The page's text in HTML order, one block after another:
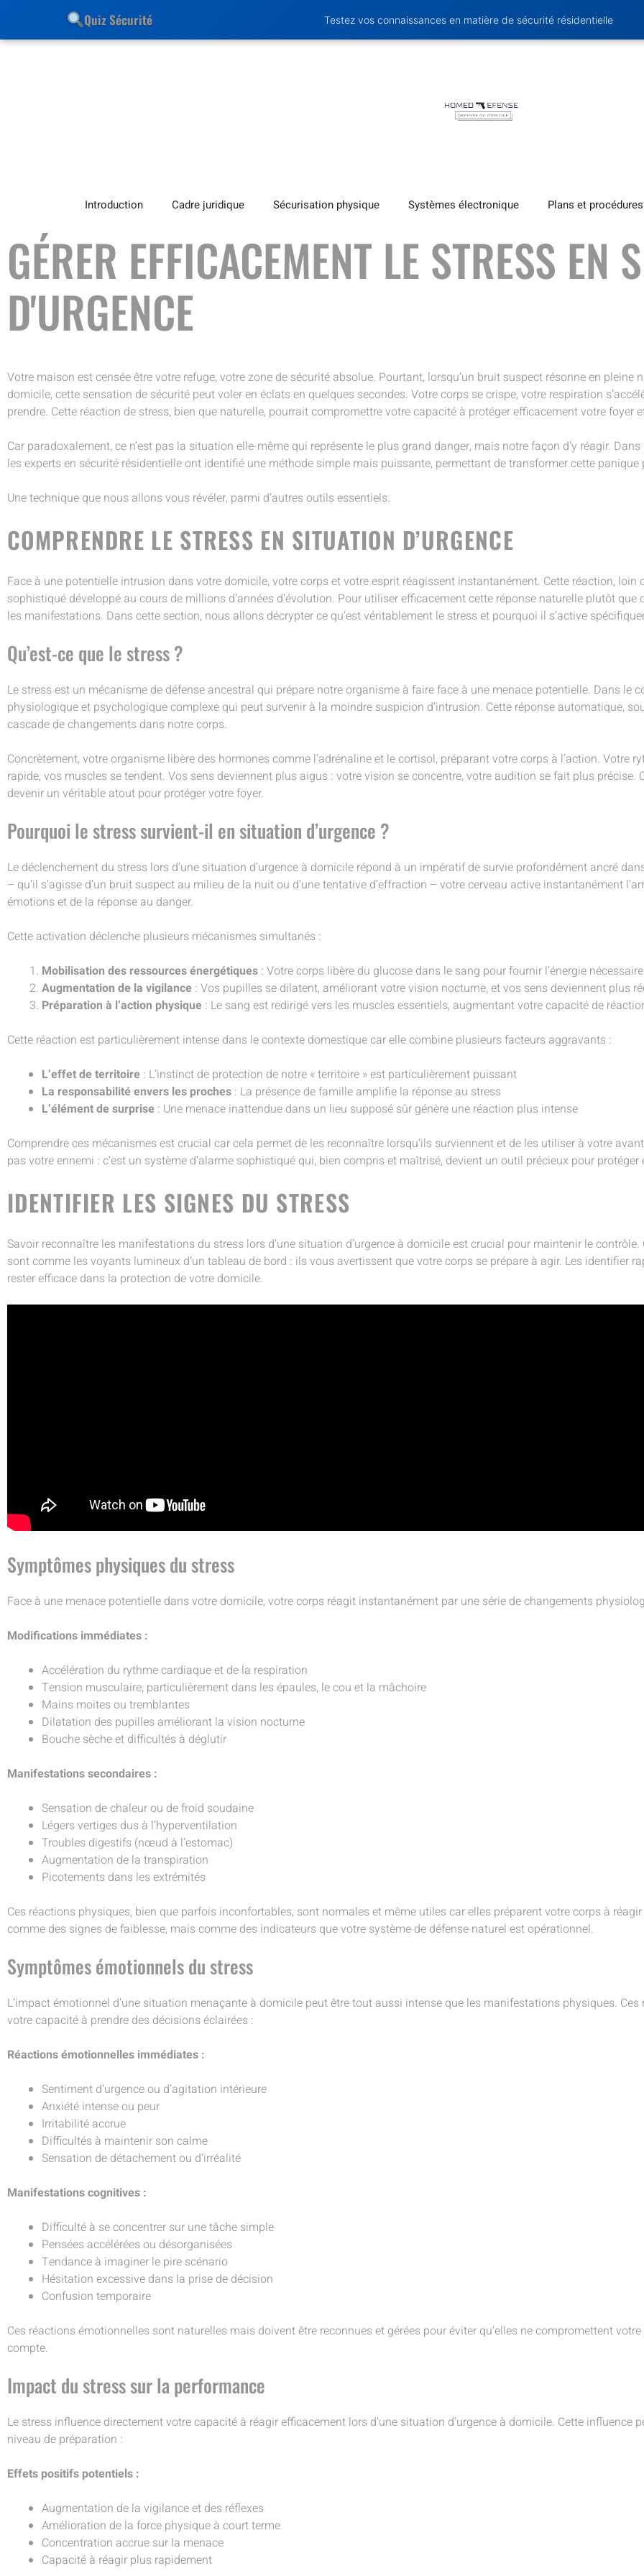
Quiz Sécurité Testez vos connaissances en matière de sécurité résidentielle
Introduction Cadre juridique Sécurisation physique Systèmes électronique Plans et procédures
GÉRER EFFICACEMENT LE STRESS EN
D'URGENCE
Votre maison est censée être votre refuge, votre zone de sécurité absolue. Pourtant, lorsqu’un bruit suspect résonne en pleine
domicile, cette sensation de sécurité peut voler en éclats en quelques secondes. Votre corps se crispe, votre respiration
prendre. Cette réaction de stress, bien que naturelle, pourrait compromettre votre capacité à protéger efficacement votre foyer
Car paradoxalement, ce n’est pas la situation elle-même qui représente le plus grand danger, mais notre façon d’y réagir.
les experts en sécurité résidentielle ont identifié une méthode simple mais puissante, permettant de transformer cette
Une technique que nous allons vous révéler, parmi d’autres outils essentiels.
COMPRENDRE LE STRESS EN SITUATION D’URGENCE
Face à une potentielle intrusion dans votre domicile, votre corps et votre esprit réagissent instantanément. Cette réaction, loin
sophistiqué développé au cours de millions d’années d’évolution. Pour utiliser efficacement cette réponse naturelle plutôt
les manifestations. Dans cette section, nous allons décrypter ce qu’est véritablement le stress et pourquoi il s’active
Qu’est-ce que le stress ?
Le stress est un mécanisme de défense ancestral qui prépare notre organisme à faire face à une menace potentielle. Dans le
physiologique et psychologique complexe qui peut survenir à la moindre suspicion d’intrusion. Cette réponse automatique,
cascade de changements dans notre corps.
Concrètement, votre organisme libère des hormones comme l’adrénaline et le cortisol, préparant votre corps à l’action. Votre
rapide, vos muscles se tendent. Vos sens deviennent plus aigus : votre vision se concentre, votre audition se fait plus précise.
devenir un véritable atout pour protéger votre foyer.
Pourquoi le stress survient-il en situation d’urgence ?
Le déclenchement du stress lors d’une situation d’urgence à domicile répond à un impératif de survie profondément ancré
– qu’il s’agisse d’un bruit suspect au milieu de la nuit ou d’une tentative d’effraction – votre cerveau active instantanément
émotions et de la réponse au danger.
Cette activation déclenche plusieurs mécanismes simultanés :
Mobilisation des ressources énergétiques : Votre corps libère du glucose dans le sang pour fournir l’énergie
Augmentation de la vigilance : Vos pupilles se dilatent, améliorant votre vision nocturne, et vos sens deviennent plus
Préparation à l’action physique : Le sang est redirigé vers les muscles essentiels, augmentant votre capacité de
Cette réaction est particulièrement intense dans le contexte domestique car elle combine plusieurs facteurs aggravants :
L’effet de territoire : L’instinct de protection de notre « territoire » est particulièrement puissant
La responsabilité envers les proches : La présence de famille amplifie la réponse au stress
L’élément de surprise : Une menace inattendue dans un lieu supposé sûr génère une réaction plus intense
Comprendre ces mécanismes est crucial car cela permet de les reconnaître lorsqu’ils surviennent et de les utiliser à votre
pas votre ennemi : c’est un système d’alarme sophistiqué qui, bien compris et maîtrisé, devient un outil précieux pour
IDENTIFIER LES SIGNES DU STRESS
Savoir reconnaître les manifestations du stress lors d’une situation d’urgence à domicile est crucial pour maintenir le
sont comme les voyants lumineux d’un tableau de bord : ils vous avertissent que votre corps se prépare à agir. Les identifier
rester efficace dans la protection de votre domicile.
Symptômes physiques du stress
Face à une menace potentielle dans votre domicile, votre corps réagit instantanément par une série de changements
Modifications immédiates :
Accélération du rythme cardiaque et de la respiration
Tension musculaire, particulièrement dans les épaules, le cou et la mâchoire
Mains moites ou tremblantes
Dilatation des pupilles améliorant la vision nocturne
Bouche sèche et difficultés à déglutir
Manifestations secondaires :
Sensation de chaleur ou de froid soudaine
Légers vertiges dus à l’hyperventilation
Troubles digestifs (nœud à l’estomac)
Augmentation de la transpiration
Picotements dans les extrémités
Ces réactions physiques, bien que parfois inconfortables, sont normales et même utiles car elles préparent votre corps à
comme des signes de faiblesse, mais comme des indicateurs que votre système de défense naturel est opérationnel.
Symptômes émotionnels du stress
L’impact émotionnel d’une situation menaçante à domicile peut être tout aussi intense que les manifestations physiques.
votre capacité à prendre des décisions éclairées :
Réactions émotionnelles immédiates :
Sentiment d’urgence ou d’agitation intérieure
Anxiété intense ou peur
Irritabilité accrue
Difficultés à maintenir son calme
Sensation de détachement ou d’irréalité
Manifestations cognitives :
Difficulté à se concentrer sur une tâche simple
Pensées accélérées ou désorganisées
Tendance à imaginer le pire scénario
Hésitation excessive dans la prise de décision
Confusion temporaire
Ces réactions émotionnelles sont naturelles mais doivent être reconnues et gérées pour éviter qu’elles ne compromettent
compte.
Impact du stress sur la performance
Le stress influence directement votre capacité à réagir efficacement lors d’une situation d’urgence à domicile. Cette
niveau de préparation :
Effets positifs potentiels :
Augmentation de la vigilance et des réflexes
Amélioration de la force physique à court terme
Concentration accrue sur la menace
Capacité à réagir plus rapidement